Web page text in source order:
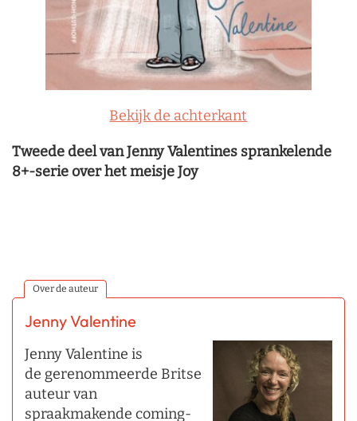
Bekijk de achterkant
Tweede deel van Jenny Valentines sprankelende
8+-serie over het meisje Joy
Over de auteur
Jenny Valentine
Jenny Valentine is
de gerenommeerde Britse
auteur van
spraakmakende coming-